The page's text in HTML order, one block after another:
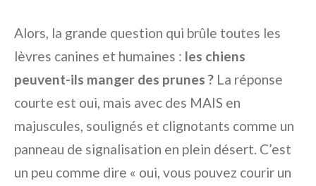
Alors, la grande question qui brûle toutes les
lèvres canines et humaines : les chiens
peuvent-ils manger des prunes ? La réponse
courte est oui, mais avec des MAIS en
majuscules, soulignés et clignotants comme un
panneau de signalisation en plein désert. C’est
un peu comme dire « oui, vous pouvez courir un